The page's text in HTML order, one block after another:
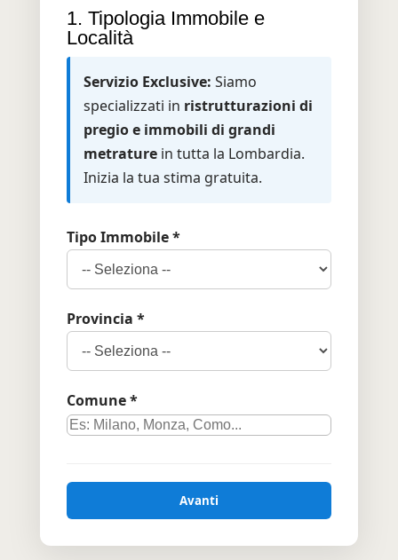
1. Tipologia Immobile e
Località
Servizio Exclusive: Siamo
specializzati in ristrutturazioni di
pregio e immobili di grandi
metraturein tutta la Lombardia.
Inizia la tua stima gratuita.
Tipo Immobile *
Provincia *
Comune *
Avanti